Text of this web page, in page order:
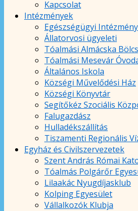
Kapcsolat
Intézmények
Egészségügyi
Állatorvosi ügyeleti
Tóalmási Almácska
Tóalmási Mesevár
Általános Iskola
Községi Művelődési Ház
Községi Könyvtár
Segítőkéz Szociális
Falugazdász
Hulladékszállítás
Tiszamenti Regionális
Egyház és Civilszervezetek
Szent András Római
Tóalmás Polgárőr
Lilaakác Nyugdíjasklub
Kolping Egyesület
Vállalkozók Klubja